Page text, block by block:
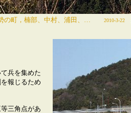
、中村、浦田、… 2010-3-22
兵を集めた
報じるため
三角点があ